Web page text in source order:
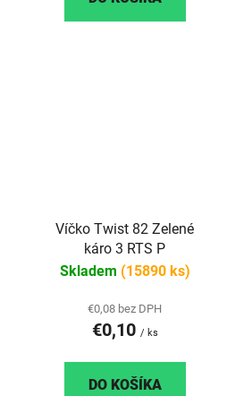
Víčko Twist 82 Zelené
káro 3 RTS P
Skladem (15890 ks)
€0,08 bez DPH
€0,10 / ks
DO KOŠÍKA